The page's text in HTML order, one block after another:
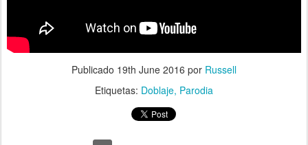
Publicado 19th June 2016 por Russell
Etiquetas: Doblaje Parodia